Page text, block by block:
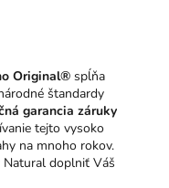
Original® spĺňa
štandardy
garancia záruky
tejto vysoko
na mnoho rokov.
Natural doplniť Váš